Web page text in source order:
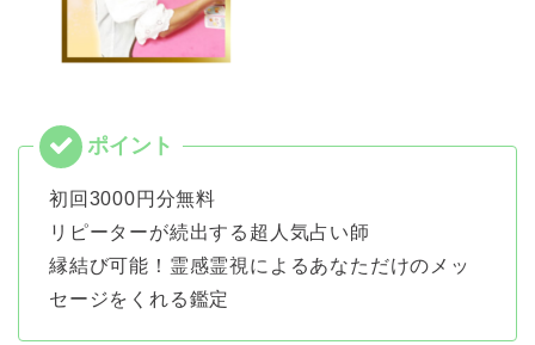
初回3000円分無料
リピーターが続出する超人気占い師
縁結び可能！霊感霊視によるあなただけのメッ
セージをくれる鑑定